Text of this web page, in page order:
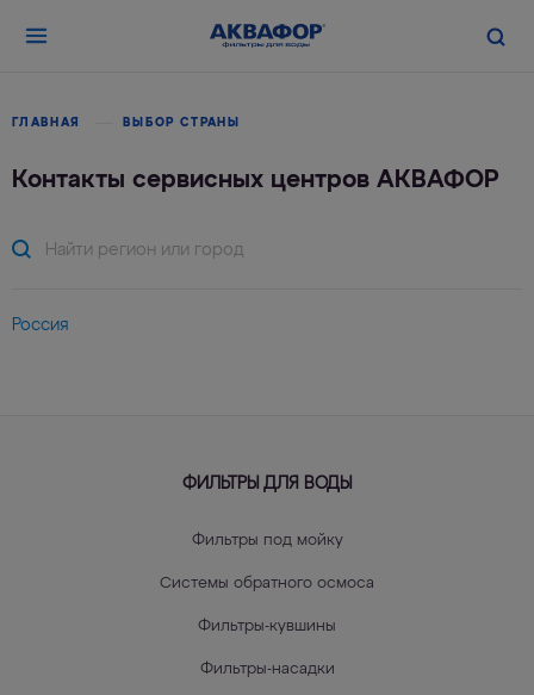
ГЛАВНАЯ ВЫБОР СТРАНЫ
Контакты сервисных центров АКВАФОР
Россия
ФИЛЬТРЫ ДЛЯ ВОДЫ
Фильтры под мойку
Системы обратного осмоса
Фильтры-кувшины
Фильтры-насадки